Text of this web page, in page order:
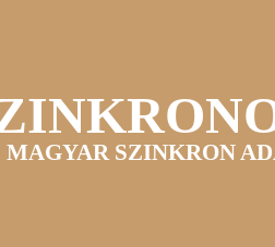
MAGYAR SZINKRON